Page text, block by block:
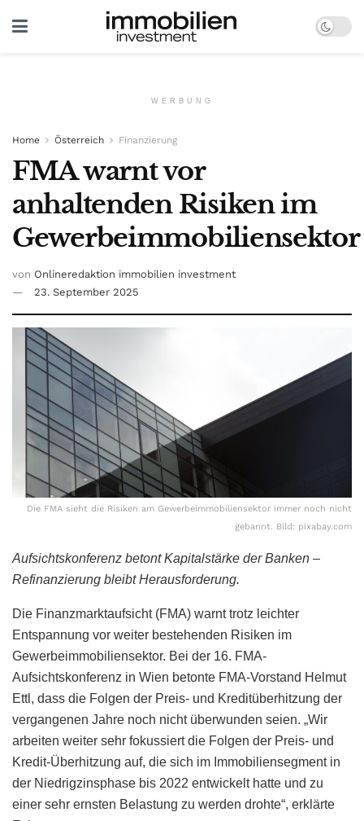
WERBUNG
Home Österreich Finanzierung
FMA warnt vor
anhaltenden Risiken im
Gewerbeimmobiliensektor
von Onlineredaktion immobilien investment
23. September 2025
Die FMA sieht die Risiken am Gewerbeimmobiliensektor immer noch nicht
gebannt. Bild: pixabay.com
Aufsichtskonferenz betont Kapitalstärke der Banken –
Refinanzierung bleibt Herausforderung.
Die Finanzmarktaufsicht (FMA) warnt trotz leichter
Entspannung vor weiter bestehenden Risiken im
Gewerbeimmobiliensektor. Bei der 16. FMA-
Aufsichtskonferenz in Wien betonte FMA-Vorstand Helmut
Ettl, dass die Folgen der Preis- und Kreditüberhitzung der
vergangenen Jahre noch nicht überwunden seien. „Wir
arbeiten weiter sehr fokussiert die Folgen der Preis- und
Kredit-Überhitzung auf, die sich im Immobiliensegment in
der Niedrigzinsphase bis 2022 entwickelt hatte und zu
einer sehr ernsten Belastung zu werden drohte“, erklärte